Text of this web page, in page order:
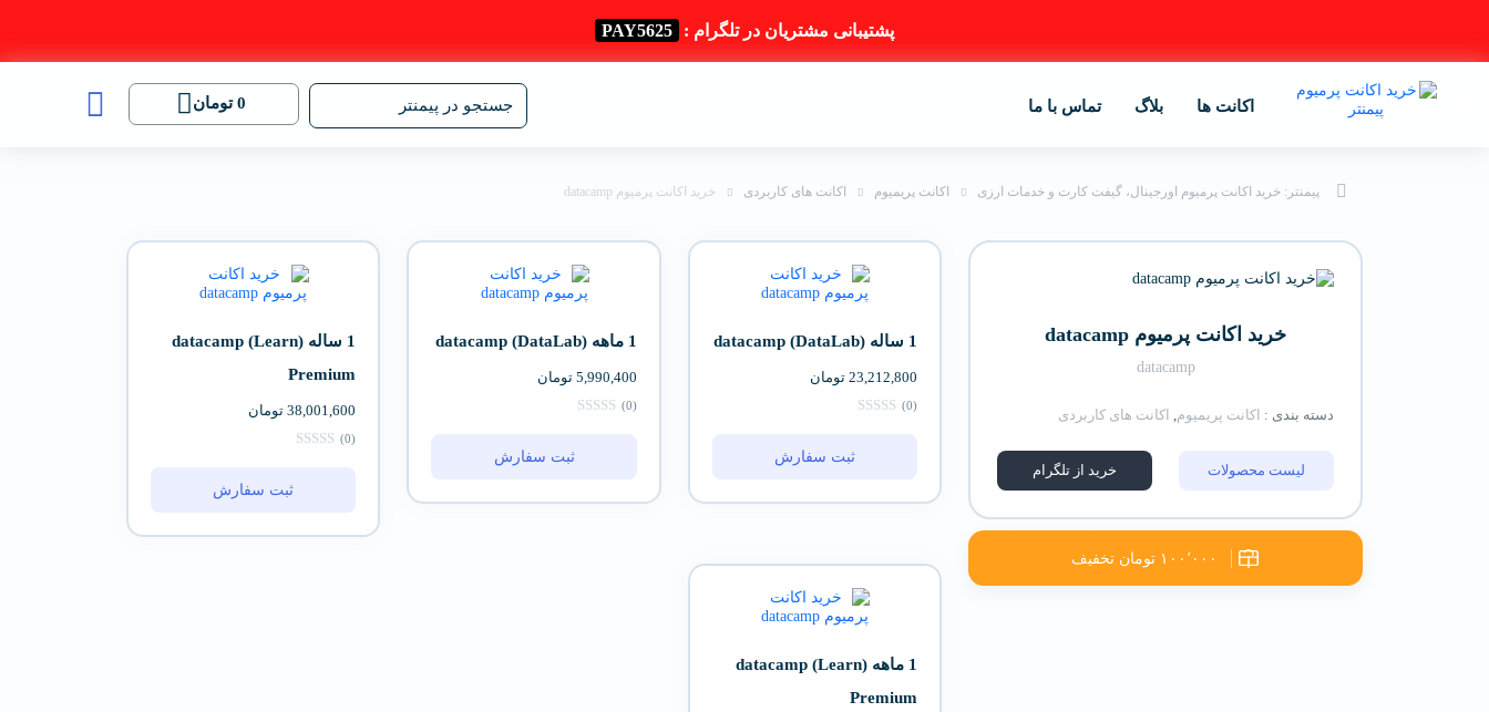
پشتیبانی مشتریان در تلگرام : PAY5625
اکانت ها بلاگ تماس با ما جستجو در پیمنتر 0 تومان
پیمنتر: خرید اکانت پرمیوم اورجینال، گیفت کارت و خدمات ارزی اکانت پریمیوم اکانت های کاربردی خرید اکانت پرمیوم datacamp
خرید اکانت پرمیوم datacamp
datacamp
دسته بندی : اکانت پریمیوم, اکانت های کاربردی
لیست محصولات خرید از تلگرام
۱۰۰٬۰۰۰ تومان تخفیف
1 ساله (datacamp (DataLab
23,212,800 تومان
(0)
ثبت سفارش
1 ماهه (datacamp (DataLab
5,990,400 تومان
(0)
ثبت سفارش
1 ساله (datacamp (Learn
Premium
38,001,600 تومان
(0)
ثبت سفارش
1 ماهه (datacamp (Learn
Premium